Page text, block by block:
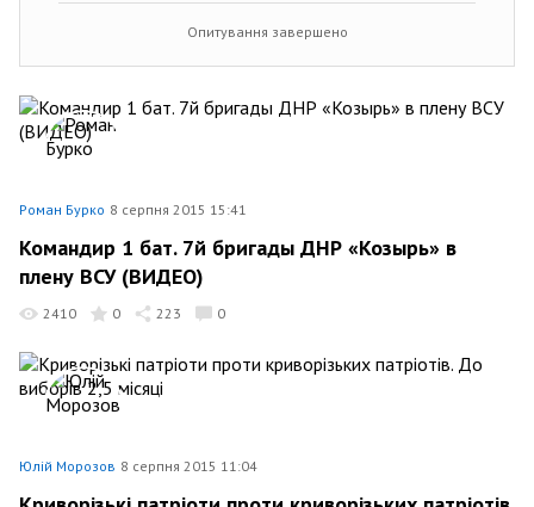
Опитування завершено
Роман Бурко 8 серпня 2015 15:41
Командир 1 бат. 7й бригады ДНР «Козырь» в
плену ВСУ (ВИДЕО)
2410 0 223 0
Юлій Морозов 8 серпня 2015 11:04